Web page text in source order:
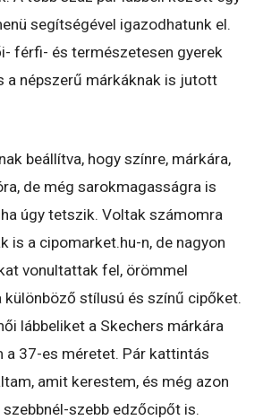
segítségével igazodhatunk el.
férfi- és természetesen gyerek
a népszerű márkáknak is jutott
beállítva, hogy színre, márkára,
de még sarokmagasságra is
úgy tetszik. Voltak számomra
is a cipomarket.hu-n, de nagyon
vonultattak fel, örömmel
stílusú és színű cipőket.
lábbeliket a Skechers márkára
a 37-es méretet. Pár kattintás
amit kerestem, és még azon
szebb edzőcipőt is.